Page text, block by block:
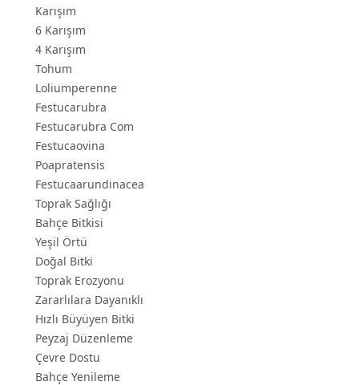
Karışım
6 Karışım
4 Karışım
Tohum
Loliumperenne
Festucarubra
Festucarubra Com
Festucaovina
Poapratensis
Festucaarundinacea
Toprak Sağlığı
Bahçe Bitkisi
Yeşil Örtü
Doğal Bitki
Toprak Erozyonu
Zararlılara Dayanıklı
Hızlı Büyüyen Bitki
Peyzaj Düzenleme
Çevre Dostu
Bahçe Yenileme